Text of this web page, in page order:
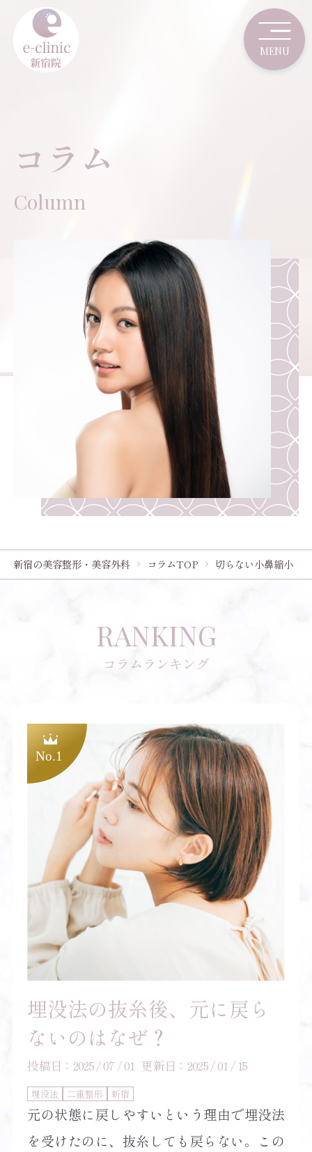
コラム
Column
新宿の美容整形・美容外科 コラムTOP 切らない小鼻縮小
RANKING
コラムランキング
埋没法の抜糸後、元に戻ら
ないのはなぜ？
投稿日：2025 / 07 / 01 更新日：2025 / 01 / 15
埋没法 二重整形 新宿
元の状態に戻しやすいという理由で埋没法
を受けたのに、抜糸しても戻らない。この